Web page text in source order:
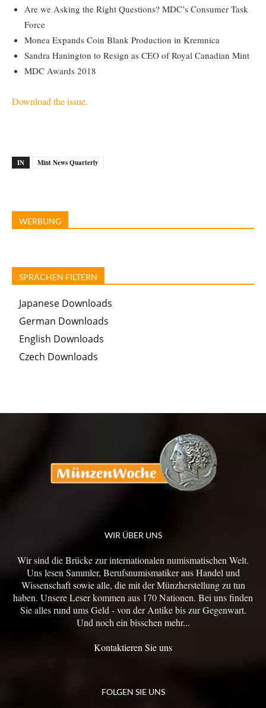
Are we Asking the Right Questions? MDC’s Consumer Task
Force
Monea Expands Coin Blank Production in Kremnica
Sandra Hanington to Resign as CEO of Royal Canadian Mint
MDC Awards 2018
Download the issue.
IN Mint News Quarterly
WERBUNG
SPRACHEN FILTERN
Japanese Downloads
German Downloads
English Downloads
Czech Downloads
WIR ÜBER UNS
Wir sind die Brücke zur internationalen numismatischen Welt.
Uns lesen Sammler, Berufsnumismatiker aus Handel und
Wissenschaft sowie alle, die mit der Münzherstellung zu tun
haben. Unsere Leser kommen aus 170 Nationen. Bei uns finden
Sie alles rund ums Geld - von der Antike bis zur Gegenwart.
Und noch ein bisschen mehr...
Kontaktieren Sie uns
FOLGEN SIE UNS